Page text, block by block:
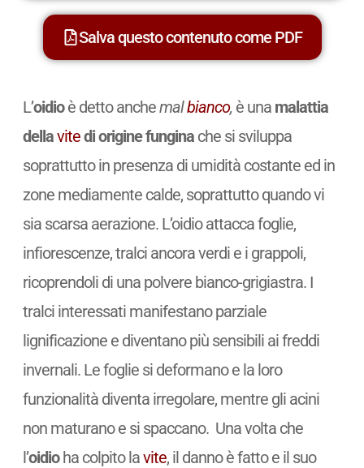
Salva questo contenuto come PDF
L’oidioè detto anchemalbianco, è unamalattia
dellavitedi origine fungina che si sviluppa
soprattutto in presenza di umidità costante ed in
zone mediamente calde, soprattutto quando vi
sia scarsa aerazione. L’oidio attacca foglie,
infiorescenze, tralci ancora verdi e i grappoli,
ricoprendoli di una polvere bianco-grigiastra. I
tralci interessati manifestano parziale
lignificazione e diventano più sensibili ai freddi
invernali. Le foglie si deformano e la loro
funzionalità diventa irregolare, mentre gli acini
non maturano e si spaccano. Una volta che
l’oidioha colpito lavite, il danno è fatto e il suo